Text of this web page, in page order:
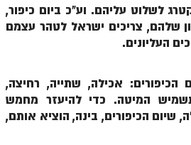
לשלוט עליהם. וע"כ ביום כיפור,
שלהם, צריכים ישראל לטהר עצמם
העליונים.
הכיפורים: אכילה, שתייה, רחיצה,
המיטה. כדי להיעזר מחמש
שיום הכיפורים, בינה, הוציא אותם,